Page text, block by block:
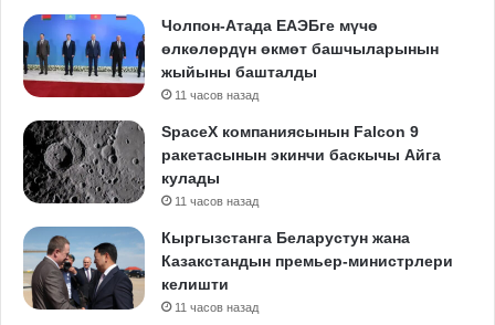
Чолпон-Атада ЕАЭБге мүчө
өлкөлөрдүн өкмөт башчыларынын
жыйыны башталды
11 часов назад
SpaceX компаниясынын Falcon 9
ракетасынын экинчи баскычы Айга
кулады
11 часов назад
Кыргызстанга Беларустун жана
Казакстандын премьер-министрлери
келишти
11 часов назад